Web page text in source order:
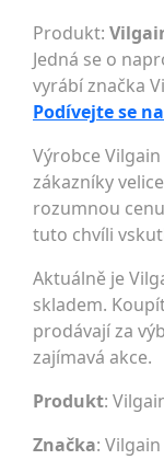
Produkt:
Jedná se o
vyrábí značka
Podívejte se
Výrobce
zákazníky
rozumnou
tuto chvíli
Aktuálně je
skladem.
prodávají za
zajímavá akce.
Produkt:
Značka: Vilgain